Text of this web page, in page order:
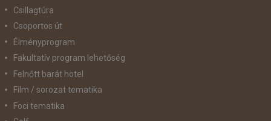
Csillagtúra
Csoportos út
Élményprogram
Fakultatív program lehetőség
Felnőtt barát hotel
Film / sorozat tematika
Foci tematika